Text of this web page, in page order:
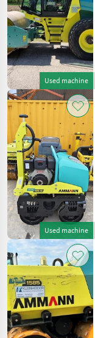
26
MARKETPLACE
Marketplace
Dealer
offers
Used machine
Used machine